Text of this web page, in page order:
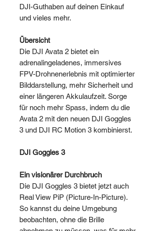
DJI-Guthaben auf deinen Einkauf
und vieles mehr.
Übersicht
Die DJI Avata 2 bietet ein
adrenalingeladenes, immersives
FPV-Drohnenerlebnis mit optimierter
Bilddarstellung, mehr Sicherheit und
einer längeren Akkulaufzeit. Sorge
für noch mehr Spass, indem du die
Avata 2 mit den neuen DJI Goggles
3 und DJI RC Motion 3 kombinierst.
DJI Goggles 3
Ein visionärer Durchbruch
Die DJI Goggles 3 bietet jetzt auch
Real View PiP (Picture-In-Picture).
So kannst du deine Umgebung
beobachten, ohne die Brille